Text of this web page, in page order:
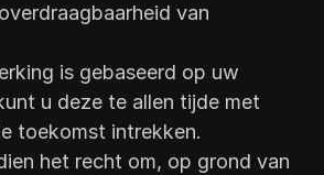
van
is gebaseerd op uw
u deze te allen tijde met
toekomst intrekken.
het recht om, op grond van